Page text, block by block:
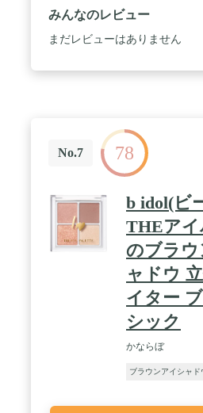
差があります。）
みんなのレビュー
まだレビューはありません
No.7 78
b idol(ビ
THEアイ
のブラウ
ャドウ
イター
シック
かならぼ
ブラウンアイシャド